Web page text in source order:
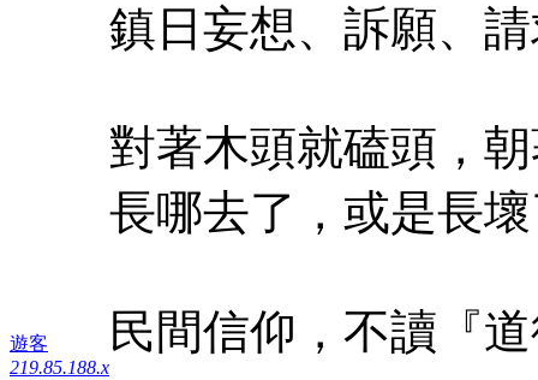
遊客
219.85.188.x
鎮日妄想、訴願、
對著木頭就磕頭，
長哪去了，或是長
民間信仰，不讀『